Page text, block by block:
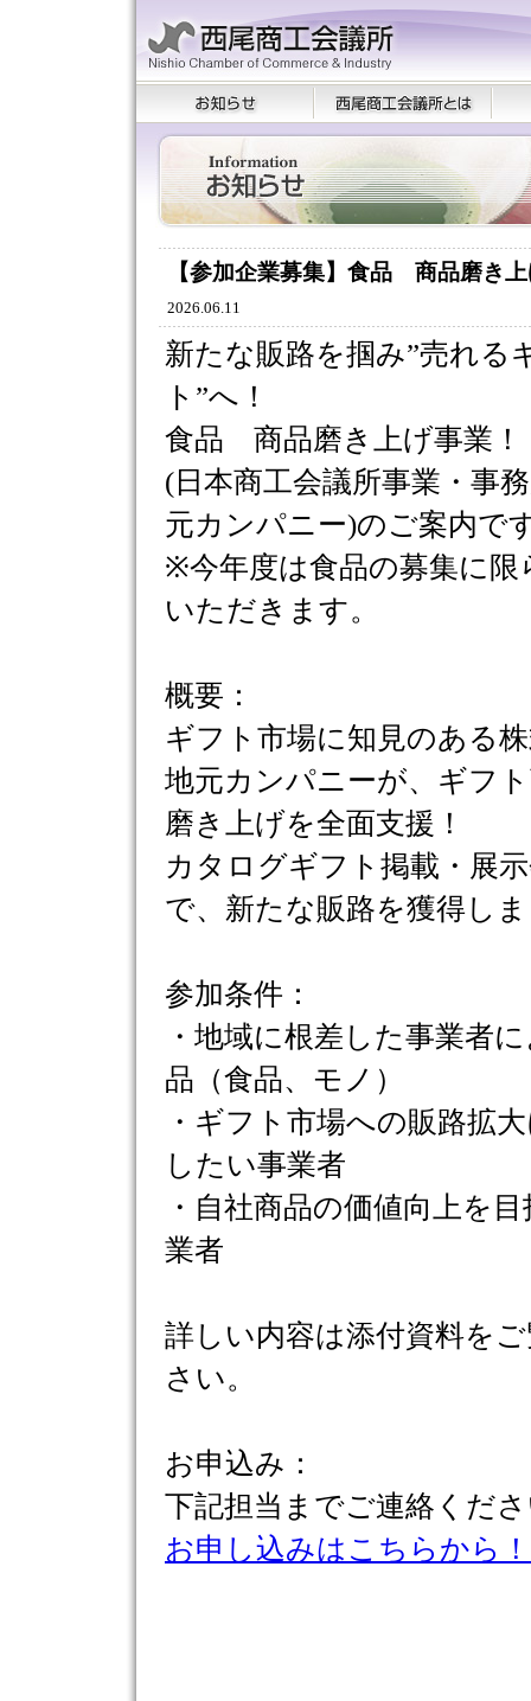
【参加企業募集】食品 商品磨き
2026.06.11
新たな販路を掴み”売れる
ト”へ！
食品 商品磨き上げ事業！
(日本商工会議所事業・事
元カンパニー)のご案内で
※今年度は食品の募集に限
いただきます。
概要：
ギフト市場に知見のある
地元カンパニーが、ギフ
磨き上げを全面支援！
カタログギフト掲載・展
で、新たな販路を獲得し
参加条件：
・地域に根差した事業者
品（食品、モノ）
・ギフト市場への販路拡
したい事業者
・自社商品の価値向上を
業者
詳しい内容は添付資料を
さい。
お申込み：
下記担当までご連絡くだ
お申し込みはこちらから！